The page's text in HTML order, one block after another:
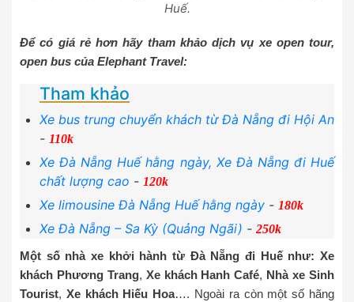
Huế.
Để có giá rẻ hơn hãy tham khảo dịch vụ xe open tour,
open bus của Elephant Travel:
Tham khảo
Xe bus trung chuyển khách từ Đà Nẵng đi Hội An
- 110k
Xe Đà Nẵng Huế hằng ngày, Xe Đà Nẵng đi Huế
chất lượng cao - 120k
Xe limousine Đà Nẵng Huế hằng ngày - 180k
Xe Đà Nẵng – Sa Kỳ (Quảng Ngãi) -250k
Một số nhà xe khởi hành từ Đà Nẵng đi Huế như: Xe
khách Phương Trang, Xe khách Hanh Café, Nhà xe Sinh
Tourist, Xe khách Hiếu Hoa…. Ngoài ra còn một số hãng